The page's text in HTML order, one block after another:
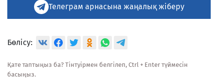
Телеграм арнасына жаңалық жіберу
Бөлісу:
Қате таптыңыз ба? Тінтуірмен белгілеп, Ctrl + Enter түймесін
басыңыз.